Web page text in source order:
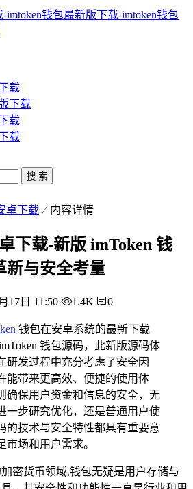
载
下载
载
载
搜 索
卓下载 内容详情
下载-新版 imToken 钱
新与安全考量
17日 11:50 1.4K 0
钱包在安卓系统的最新下载
钱包源码，此新版源码体
研发过程中充分考虑了安全因
能带来更高效、便捷的使用体
确保用户资金和信息的安全，无
一步研究优化，还是普通用户使
的技术与安全特性都具有重要意
市场和用户需求。
密货币领域,钱包无疑是用户存储与